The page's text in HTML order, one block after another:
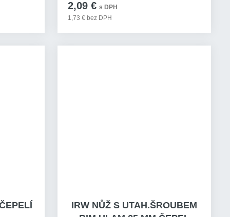
2,09 € s DPH
1,73 € bez DPH
IRW NŮŽ S UTAH.ŠROUBEM